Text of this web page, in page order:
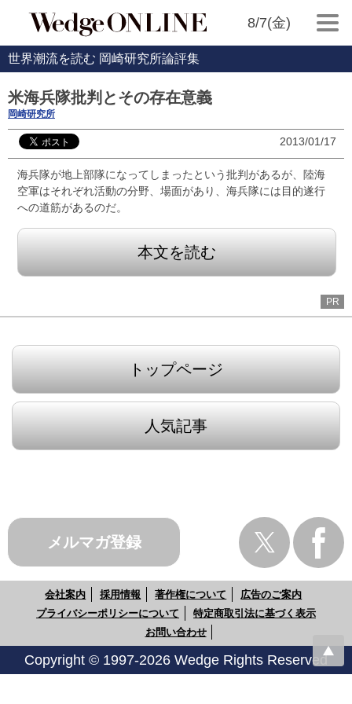
8/7(金)
世界潮流を読む 岡崎研究所論評集
米海兵隊批判とその存在意義
岡崎研究所
2013/01/17
海兵隊が地上部隊になってしまったという批判があるが、陸海
空軍はそれぞれ活動の分野、場面があり、海兵隊には目的遂行
への道筋があるのだ。
本文を読む
PR
トップページ
人気記事
メルマガ登録
会社案内 採用情報 著作権について
広告のご案内
プライバシーポリシーについて
特定商取引法に基づく表示
お問い合わせ
Copyright © 1997-2026 Wedge Rights Reserved